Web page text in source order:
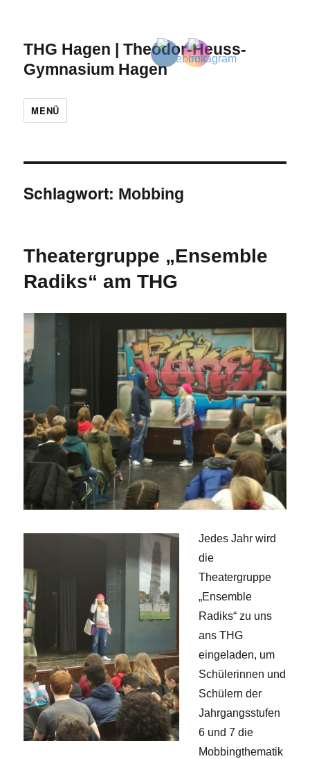
THG Hagen | Theodor-Heuss-
Gymnasium Hagen
MENÜ
Schlagwort: Mobbing
Theatergruppe „Ensemble
Radiks“ am THG
Jedes Jahr wird
die
Theatergruppe
„Ensemble
Radiks“ zu uns
ans THG
eingeladen, um
Schülerinnen und
Schülern der
Jahrgangsstufen
6 und 7 die
Mobbingthematik